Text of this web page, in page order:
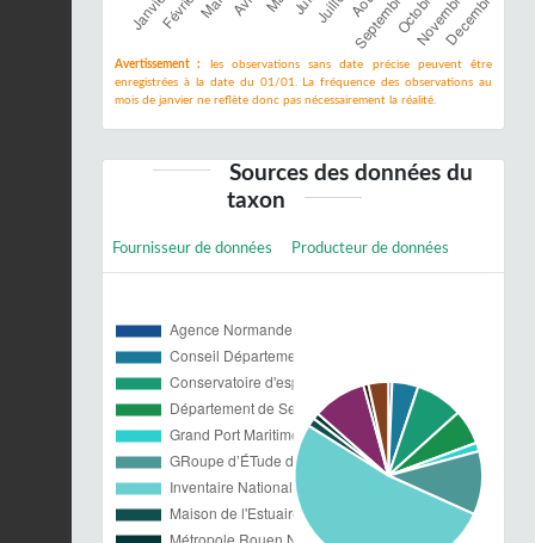
Avertissement :
les observations sans date précise peuvent être
enregistrées à la date du 01/01. La fréquence des observations au
mois de janvier ne reflète donc pas nécessairement la réalité.
Sources des données du
taxon
Fournisseur de données Producteur de données